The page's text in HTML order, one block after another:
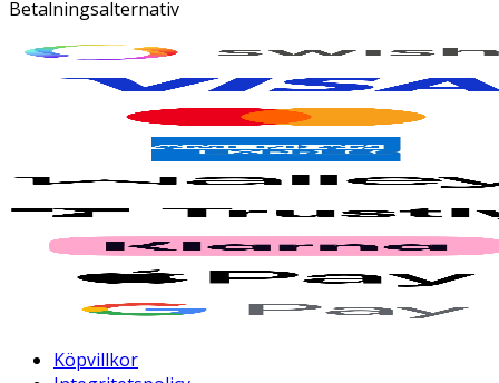
Betalningsalternativ
Köpvillkor